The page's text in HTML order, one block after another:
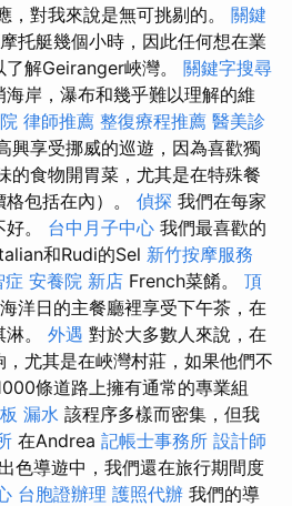
，對我來說是無可挑剔的。 關鍵
托艇幾個小時，因此任何想在業
解Geiranger峽灣。 關鍵字搜尋
岸，瀑布和幾乎難以理解的維
律師推薦 整復療程推薦 醫美診
興享受挪威的巡遊，因為喜歡獨
的食物開胃菜，尤其是在特殊餐
包括在內）。 偵探 我們在每家
。 台中月子中心 我們最喜歡的
和Rudi的Sel 新竹按摩服務
症 安養院 新店 French菜餚。 頂
洋日的主餐廳裡享受下午茶，在
。 外遇 對於大多數人來說，在
尤其是在峽灣村莊，如果他們不
條道路上擁有通常的專業組
漏水 該程序多樣而密集，但我
在Andrea 記帳士事務所 設計師
色導遊中，我們還在旅行期間度
台胞證辦理 護照代辦 我們的導